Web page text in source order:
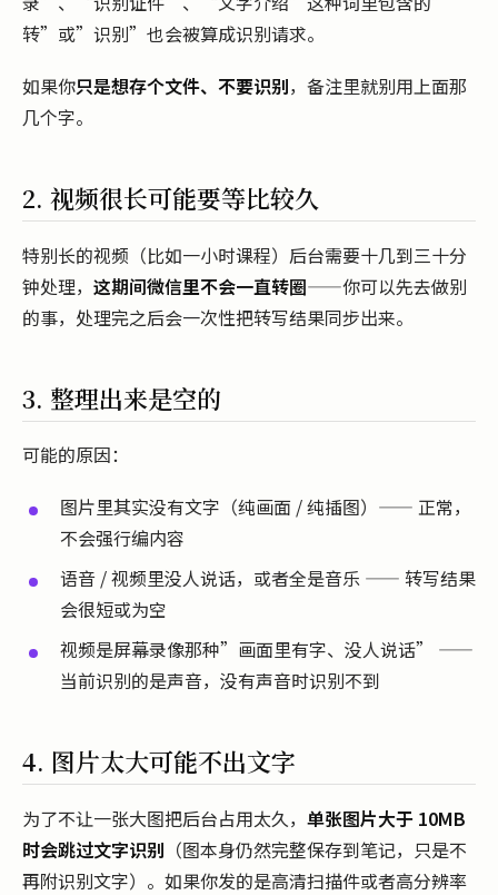
转”或”识别”也会被算成识别请求。
如果你只是想存个文件、不要识别，备注里就别用上面那
几个字。
2. 视频很长可能要等比较久
特别长的视频（比如一小时课程）后台需要十几到三十分
钟处理， 这期间微信里不会一直转圈——你可以先去做别
的事，处理完之后会一次性把转写结果同步出来。
3. 整理出来是空的
可能的原因：
图片里其实没有文字（纯画面 / 纯插图）—— 正常，
不会强行编内容
语音 / 视频里没人说话，或者全是音乐 —— 转写结果
会很短或为空
视频是屏幕录像那种”画面里有字、没人说话” ——
当前识别的是声音，没有声音时识别不到
4. 图片太大可能不出文字
为了不让一张大图把后台占用太久， 单张图片大于 10MB
时会跳过文字识别 （图本身仍然完整保存到笔记，只是不
再附识别文字）。如果你发的是高清扫描件或者高分辨率